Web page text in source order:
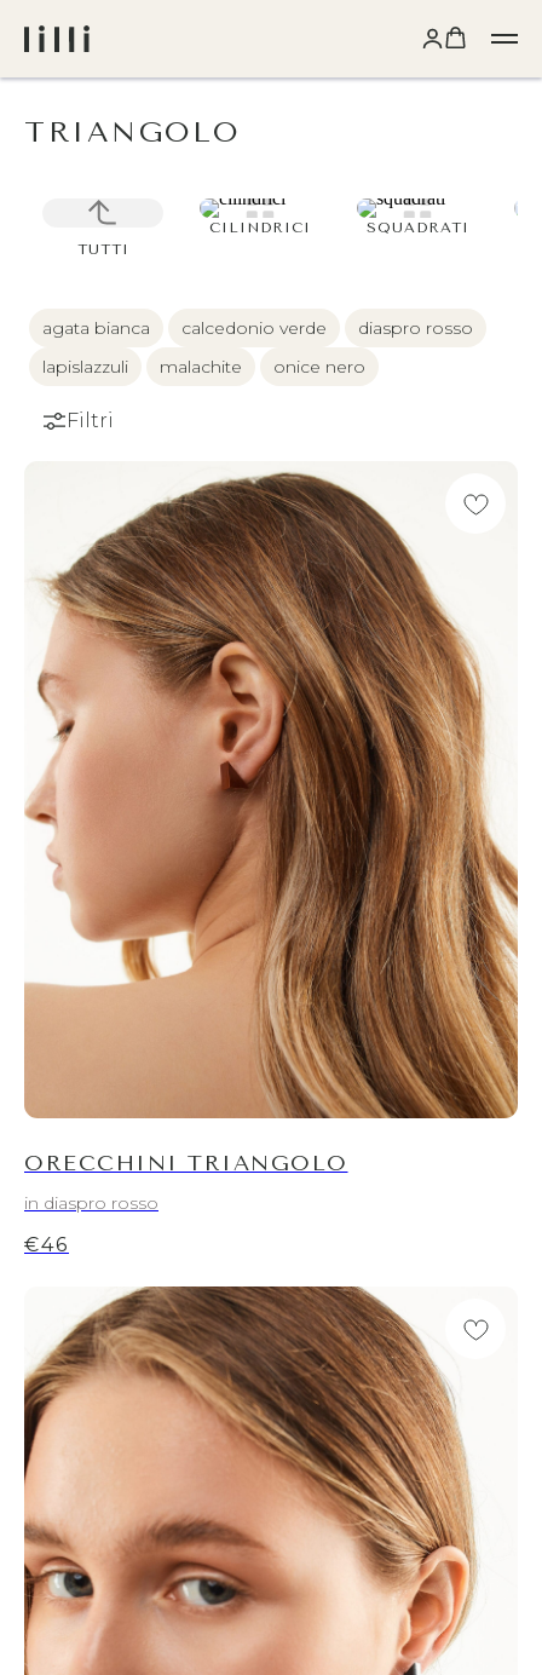
TRIANGOLO
TUTTI
CILINDRICI SQUADRATI
agata bianca calcedonio verde
diaspro rosso
lapislazzuli
malachite onice nero
Filtri
ORECCHINI TRIANGOLO
in diaspro rosso
€46